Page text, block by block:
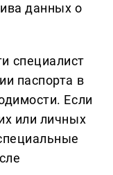
данных о
специалист
паспорта в
Если
или личных